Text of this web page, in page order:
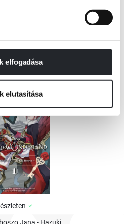
elfogadása
elutasítása
Jana - Hazuki